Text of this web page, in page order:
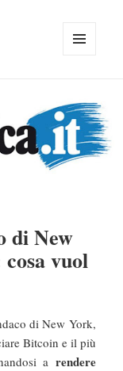
di New
vuol
di New York,
Bitcoin e il più
a rendere